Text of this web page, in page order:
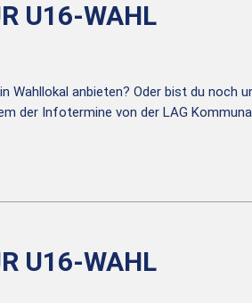
U16-WAHL
Wahllokal anbieten? Oder bist du noch
der Infotermine von der LAG
U16-WAHL